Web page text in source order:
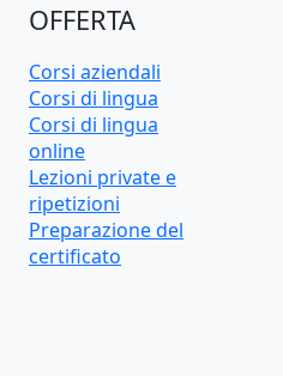
OFFERTA
Corsi aziendali
Corsi di lingua
Corsi di lingua
online
Lezioni private e
ripetizioni
Preparazione del
certificato